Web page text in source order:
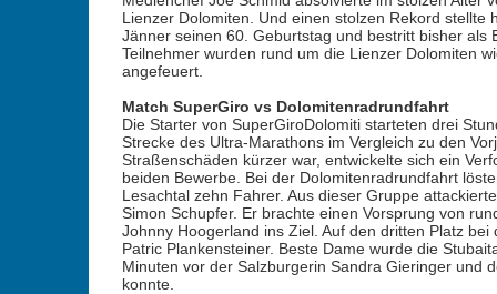
Lienzer Dolomiten. Und einen stolzen Rekord
Jänner seinen 60. Geburtstag und bestritt bisher als
Teilnehmer wurden rund um die Lienzer Dolomiten
angefeuert.
Match SuperGiro vs Dolomitenradrundfahrt
Die Starter von SuperGiroDolomiti starteten drei
Strecke des Ultra-Marathons im Vergleich zu den
Straßenschäden kürzer war, entwickelte sich ein
beiden Bewerbe. Bei der Dolomitenradrundfahrt
Lesachtal zehn Fahrer. Aus dieser Gruppe
Simon Schupfer. Er brachte einen Vorsprung von
Johnny Hoogerland ins Ziel. Auf den dritten Platz
Patric Plankensteiner. Beste Dame wurde die
Minuten vor der Salzburgerin Sandra Gieringer und
konnte.